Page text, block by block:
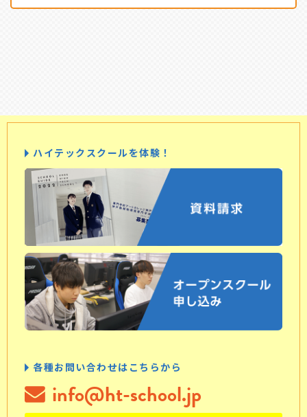
ハイテックスクールを体験！
各種お問い合わせはこちらから
info@ht-school.jp